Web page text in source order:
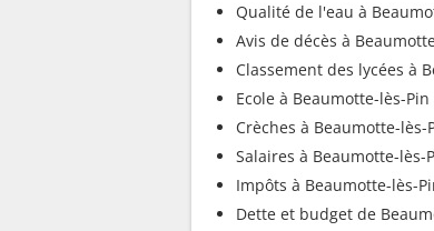
Qualité de l'eau à
Avis de décès à
Classement des lycées à
Ecole à Beaumotte-lès-Pin
Crèches à Beaumotte-lès-
Salaires à Beaumotte-lès-
Impôts à Beaumotte-lès-
Dette et budget de